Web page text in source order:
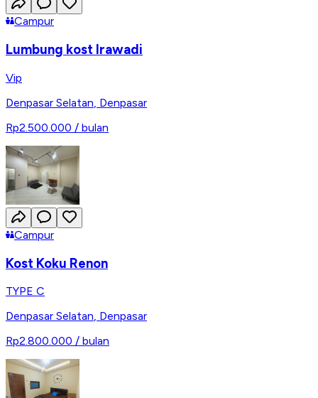
Campur
Lumbung kost Irawadi
Vip
Denpasar Selatan, Denpasar
Rp2.500.000 / bulan
Campur
Kost Koku Renon
TYPE C
Denpasar Selatan, Denpasar
Rp2.800.000 / bulan